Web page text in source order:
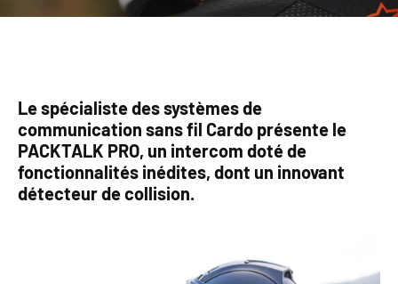
Le spécialiste des systèmes de
communication sans fil Cardo présente le
PACKTALK PRO, un intercom doté de
fonctionnalités inédites, dont un innovant
détecteur de collision.